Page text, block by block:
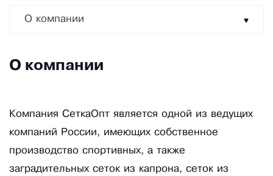
О компании
О компании
Компания СеткаОпт является одной из ведущих
компаний России, имеющих собственное
производство спортивных, а также
заградительных сеток из капрона, сеток из